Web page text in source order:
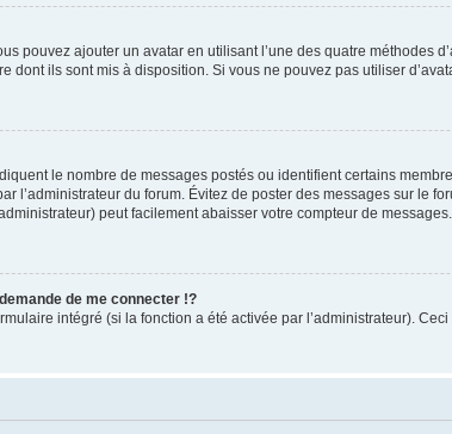
pouvez ajouter un avatar en utilisant l’une des quatre méthodes
ils sont mis à disposition. Si vous ne pouvez pas utiliser
le nombre de messages postés ou identifient certains
l’administrateur du forum. Évitez de poster des messages sur le
peut facilement abaisser votre compteur de messages.
de me connecter !?
intégré (si la fonction a été activée par l’administrateur).